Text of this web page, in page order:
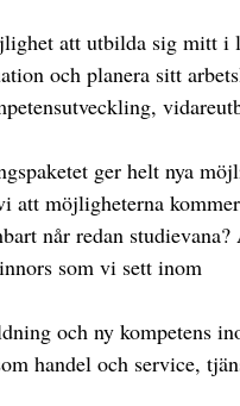
att utbilda sig mitt i
och planera sitt
ger helt nya
att möjligheterna
når redan
som vi sett inom
och ny kompetens
handel och service,